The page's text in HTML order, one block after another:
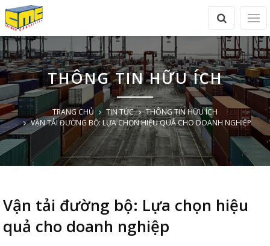
THÔNG TIN HỮU ÍCH
TRANG CHỦ TIN TỨC
THÔNG TIN HỮU ÍCH
VẬN TẢI ĐƯỜNG BỘ: LỰA CHỌN HIỆU QUẢ CHO DOANH NGHIỆP
Vận tải đường bộ: Lựa chọn hiệu
quả cho doanh nghiệp